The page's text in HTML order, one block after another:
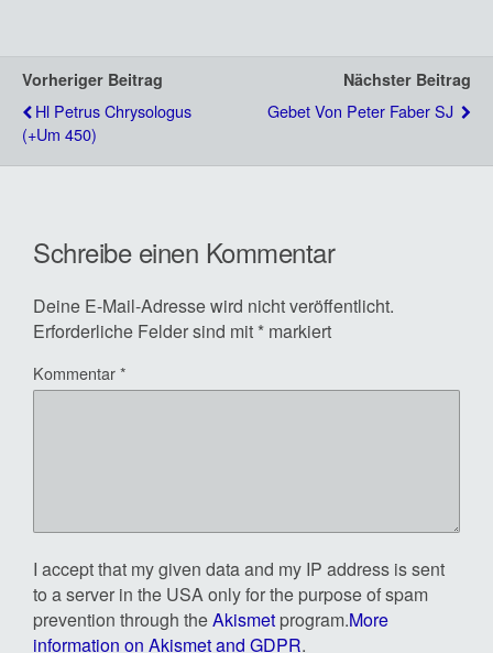
Vorheriger Beitrag
Hl Petrus Chrysologus
(+um 450)
Nächster Beitrag
Gebet Von Peter Faber SJ
Schreibe einen Kommentar
Deine E-Mail-Adresse wird nicht veröffentlicht.
Erforderliche Felder sind mit * markiert
Kommentar*
I accept that my given data and my IP address is sent
to a server in the USA only for the purpose of spam
prevention through theAkismet program.More
information on Akismet and GDPR.